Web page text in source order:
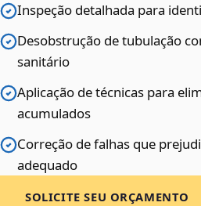
Inspeção detalhada para
Desobstrução de tubulação
sanitário
Aplicação de técnicas para
acumulados
Correção de falhas que
adequado
SOLICITE SEU ORÇAMENTO